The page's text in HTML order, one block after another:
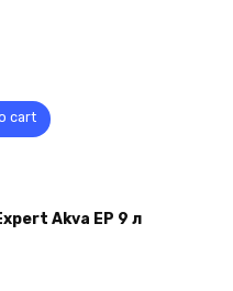
cart
Akva EP 9 л